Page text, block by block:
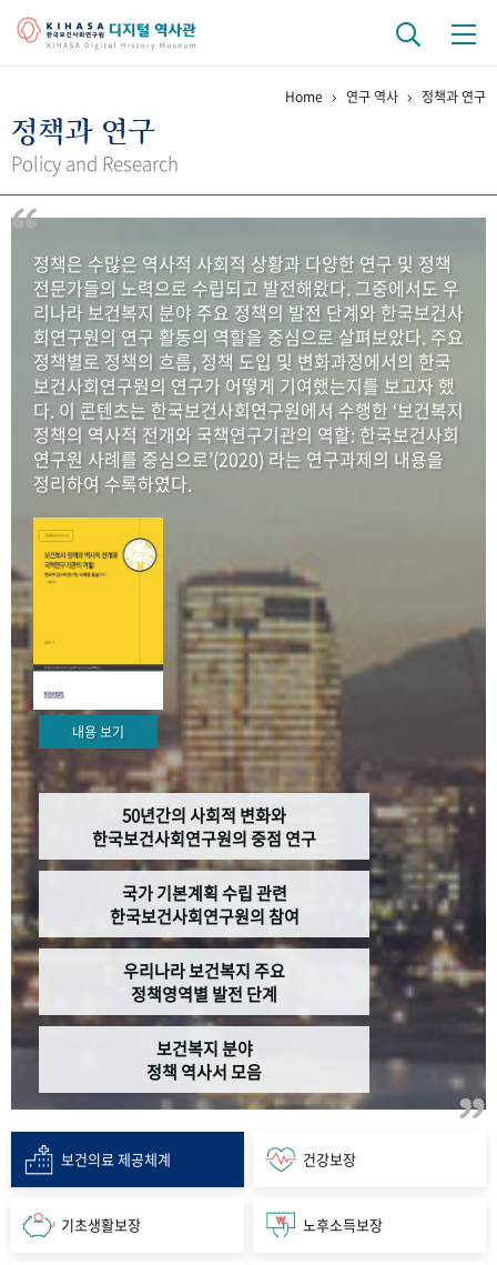
걸어온 길 기관 변천사
연구 역사
정책과 연구 키워드로 보는 연구 역사
연구자들
간행물 변천사
기록물 아카이브
사진 아카이브 문서 기록물 행정박물 영상 기록물
50+1주년 기념
성과 50선 숫자로 보는 50년
세계와 함께 한 KIHASA
VR 역사관
Home 연구 역사 정책과 연구
정책과 연구
Policy and Research
정책은 수많은 역사적 사회적 상황과 다양한 연구 및 정책
전문가들의 노력으로 수립되고 발전해왔다. 그중에서도 우
리나라 보건복지 분야 주요 정책의 발전 단계와 한국보건사
회연구원의 연구 활동의 역할을 중심으로 살펴보았다. 주요
정책별로 정책의 흐름, 정책 도입 및 변화과정에서의 한국
보건사회연구원의 연구가 어떻게 기여했는지를 보고자 했
다. 이 콘텐츠는 한국보건사회연구원에서 수행한 ‘보건복지
정책의 역사적 전개와 국책연구기관의 역할: 한국보건사회
연구원 사례를 중심으로’(2020) 라는 연구과제의 내용을
정리하여 수록하였다.
내용 보기
50년간의 사회적 변화와
한국보건사회연구원의 중점 연구
국가 기본계획 수립 관련
한국보건사회연구원의 참여
우리나라 보건복지 주요
정책영역별 발전 단계
보건복지 분야
정책 역사서 모음
보건의료 제공체계 건강보장
기초생활보장 노후소득보장